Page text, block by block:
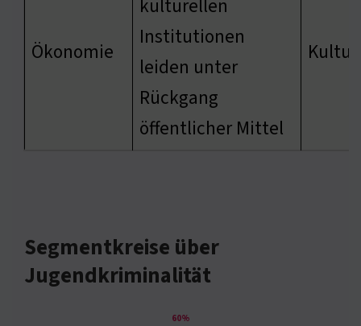
Ökonomie
kulturellen
Institutionen
leiden unter
Rückgang
öffentlicher Mittel
Segmentkreise über
Jugendkriminalität
60%